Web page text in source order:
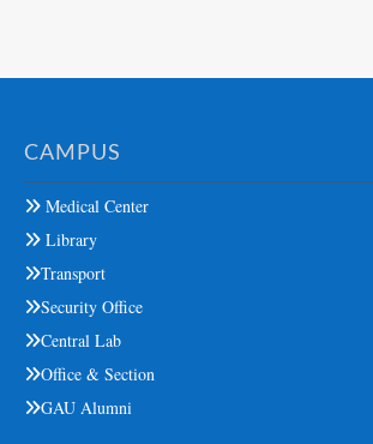
CAMPUS
Medical Center
Library
Transport
Security Office
Central Lab
Office & Section
GAU Alumni